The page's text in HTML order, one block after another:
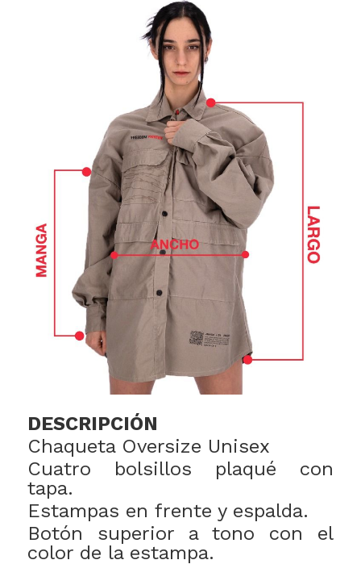
DESCRIPCIÓN
Chaqueta Oversize Unisex
Cuatro bolsillos plaqué con
tapa.
Estampas en frente y espalda.
Botón superior a tono con el
color de la estampa.